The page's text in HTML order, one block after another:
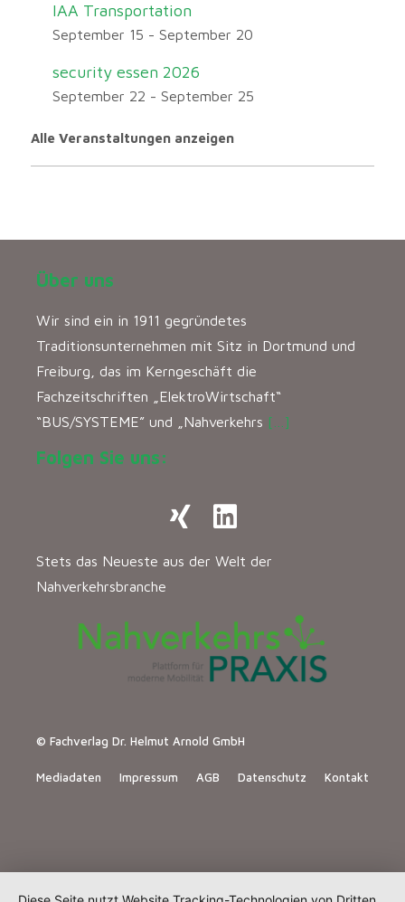
IAA Transportation
September 15 - September 20
security essen 2026
September 22 - September 25
Alle Veranstaltungen anzeigen
Über uns
Wir sind ein in 1911 gegründetes
Traditionsunternehmen mit Sitz in Dortmund und
Freiburg, das im Kerngeschäft die
Fachzeitschriften „ElektroWirtschaft“
“BUS/SYSTEME” und „Nahverkehrs […]
Folgen Sie uns:
Stets das Neueste aus der Welt der
Nahverkehrsbranche
© Fachverlag Dr. Helmut Arnold GmbH
Mediadaten Impressum AGB Datenschutz Kontakt